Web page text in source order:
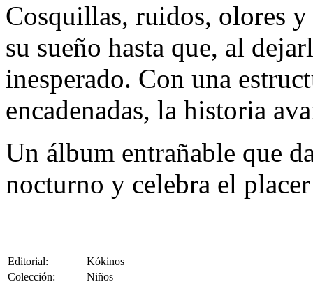
Cosquillas, ruidos, olores
su sueño hasta que, al
inesperado. Con una
encadenadas, la historia
Un álbum entrañable que
nocturno y celebra el
Editorial:
Kókinos
Colección:
Niños